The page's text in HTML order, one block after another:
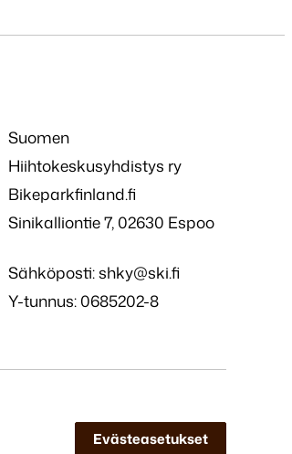
Suomen
Hiihtokeskusyhdistys ry
Bikeparkfinland.fi
Sinikalliontie 7, 02630 Espoo
Sähköposti:shky@ski.fi
Y-tunnus: 0685202-8
Evästeasetukset